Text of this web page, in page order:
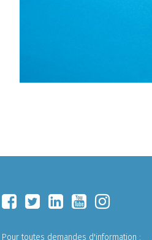
Pour toutes demandes d'information :